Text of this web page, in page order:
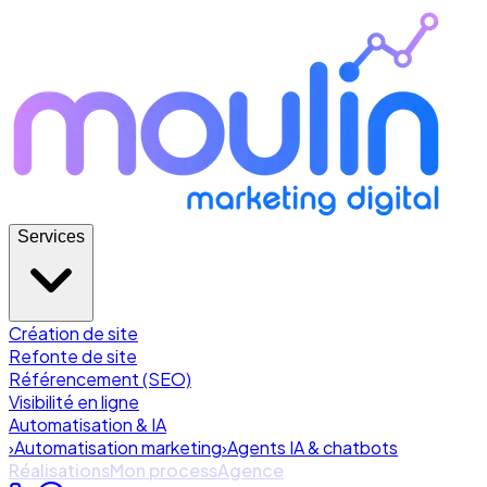
Services
Création de site
Refonte de site
Référencement (SEO)
Visibilité en ligne
Automatisation & IA
›Automatisation marketing›Agents IA & chatbots
RéalisationsMon processAgence